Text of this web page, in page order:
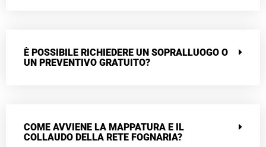
È POSSIBILE RICHIEDERE UN SOPRALLUOGO O
UN PREVENTIVO GRATUITO?
COME AVVIENE LA MAPPATURA E IL
COLLAUDO DELLA RETE FOGNARIA?